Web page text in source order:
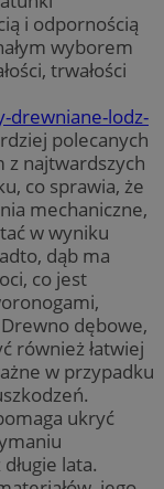
i odpornością
wyborem
trwałości
drewniane-lodz-
polecanych
z najtwardszych
co sprawia, że
mechaniczne,
w wyniku
dąb ma
co jest
dębowe,
również łatwiej
w przypadku
ukryć
lata.